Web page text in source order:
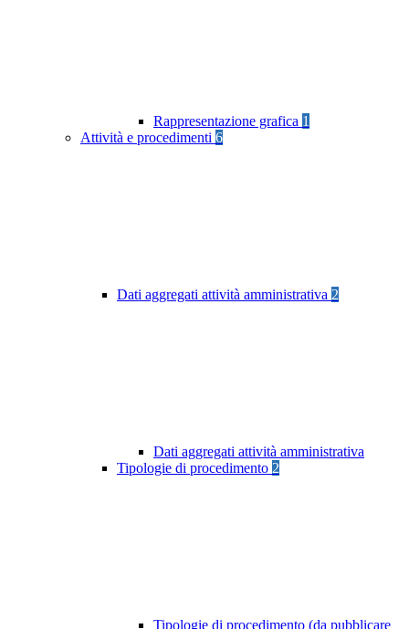
Rappresentazione grafica 1
Attività e procedimenti 6
Dati aggregati attività amministrativa 2
Dati aggregati attività amministrativa
Tipologie di procedimento 2
Tipologie di procedimento (da pubblicare